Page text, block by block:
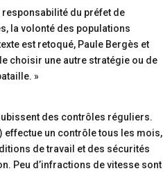
responsabilité du préfet de
la volonté des populations
est retoqué, Paule Bergès et
choisir une autre stratégie ou de
»
des contrôles réguliers.
effectue un contrôle tous les mois,
de travail et des sécurités
Peu d’infractions de vitesse sont